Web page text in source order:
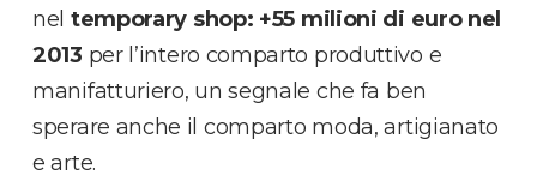
nel temporary shop: +55 milioni di euro nel
2013 per l’intero comparto produttivo e
manifatturiero, un segnale che fa ben
sperare anche il comparto moda, artigianato
e arte.